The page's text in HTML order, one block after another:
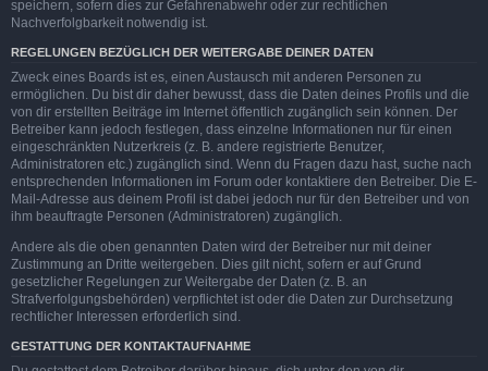
speichern, sofern dies zur Gefahrenabwehr oder zur rechtlichen
Nachverfolgbarkeit notwendig ist.
REGELUNGEN BEZÜGLICH DER WEITERGABE DEINER DATEN
Zweck eines Boards ist es, einen Austausch mit anderen Personen zu
ermöglichen. Du bist dir daher bewusst, dass die Daten deines Profils und die
von dir erstellten Beiträge im Internet öffentlich zugänglich sein können. Der
Betreiber kann jedoch festlegen, dass einzelne Informationen nur für einen
eingeschränkten Nutzerkreis (z. B. andere registrierte Benutzer,
Administratoren etc.) zugänglich sind. Wenn du Fragen dazu hast, suche nach
entsprechenden Informationen im Forum oder kontaktiere den Betreiber. Die E-
Mail-Adresse aus deinem Profil ist dabei jedoch nur für den Betreiber und von
ihm beauftragte Personen (Administratoren) zugänglich.
Andere als die oben genannten Daten wird der Betreiber nur mit deiner
Zustimmung an Dritte weitergeben. Dies gilt nicht, sofern er auf Grund
gesetzlicher Regelungen zur Weitergabe der Daten (z. B. an
Strafverfolgungsbehörden) verpflichtet ist oder die Daten zur Durchsetzung
rechtlicher Interessen erforderlich sind.
GESTATTUNG DER KONTAKTAUFNAHME